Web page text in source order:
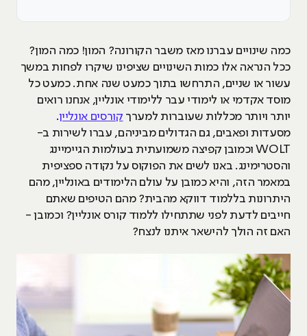
כמה שינויים עברנו מאז משבר הקורונה? המון! כמה המון?
ככל הנראה אלו כמות השינויים שציפינו שיקרו לפחות במשך
עשור או שניים, התרחשו בתוך כמעט שנה אחת. כמעט כל
מוסד אקדמי או לימודי עבר ללימודי אונליין, אנחנו רואים
יותר ויותר מכללות שעוברות למערך קורסים אונליין.
מסעדות ופאבים, גם הגדולים מביניהם, עברו לשירות ב-
WOLT וכמובן קפיצה משמועתית בעולמות הגיימיינג
והסטרימינג. באנו לשים את הפוקוס על נקודה ספציפית
במאמר הזה, והיא כמובן על עולם הלימודים באונליין, מהם
היתרונות בללמוד דווקא מהבית? מהם הטיפים שאתם
חייבים לדעת לפני שתתחילו ללמוד קורס אונליין? וכמובן -
האם זה הולך להישאר איתנו לנצח?